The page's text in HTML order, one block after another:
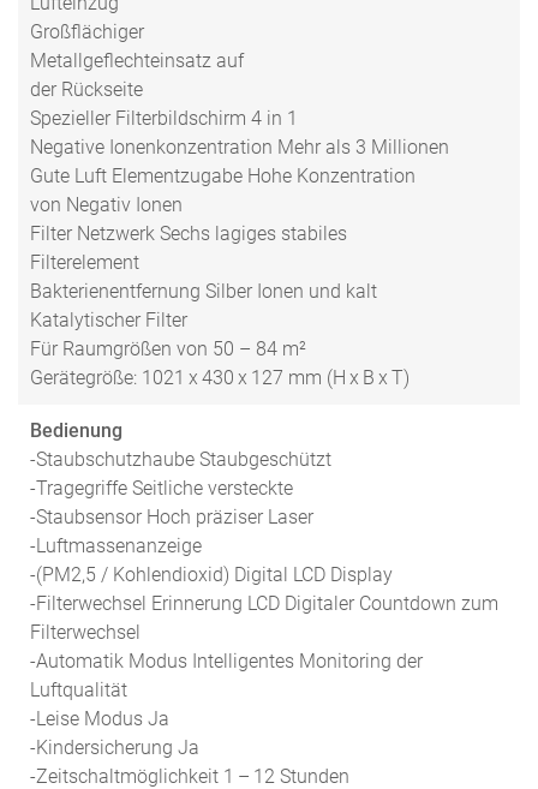
Großflächiger
Metallgeflechteinsatz auf
der Rückseite
Spezieller Filterbildschirm 4 in 1
Negative Ionenkonzentration Mehr als 3 Millionen
Gute Luft Elementzugabe Hohe Konzentration
von Negativ Ionen
Filter Netzwerk Sechs lagiges stabiles
Filterelement
Bakterienentfernung Silber Ionen und kalt
Katalytischer Filter
Für Raumgrößen von 50 – 84 m²
Gerätegröße: 1021 x 430 x 127 mm (H x B x T)
Bedienung
-Staubschutzhaube Staubgeschützt
-Tragegriffe Seitliche versteckte
-Staubsensor Hoch präziser Laser
-Luftmassenanzeige
-(PM2,5 / Kohlendioxid) Digital LCD Display
-Filterwechsel Erinnerung LCD Digitaler Countdown zum
Filterwechsel
-Automatik Modus Intelligentes Monitoring der
Luftqualität
-Leise Modus Ja
-Kindersicherung Ja
-Zeitschaltmöglichkeit 1 – 12 Stunden